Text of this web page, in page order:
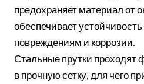
предохраняет материал от
обеспечивает
повреждениям и коррозии.
Стальные прутки проходят
в прочную сетку, для чего